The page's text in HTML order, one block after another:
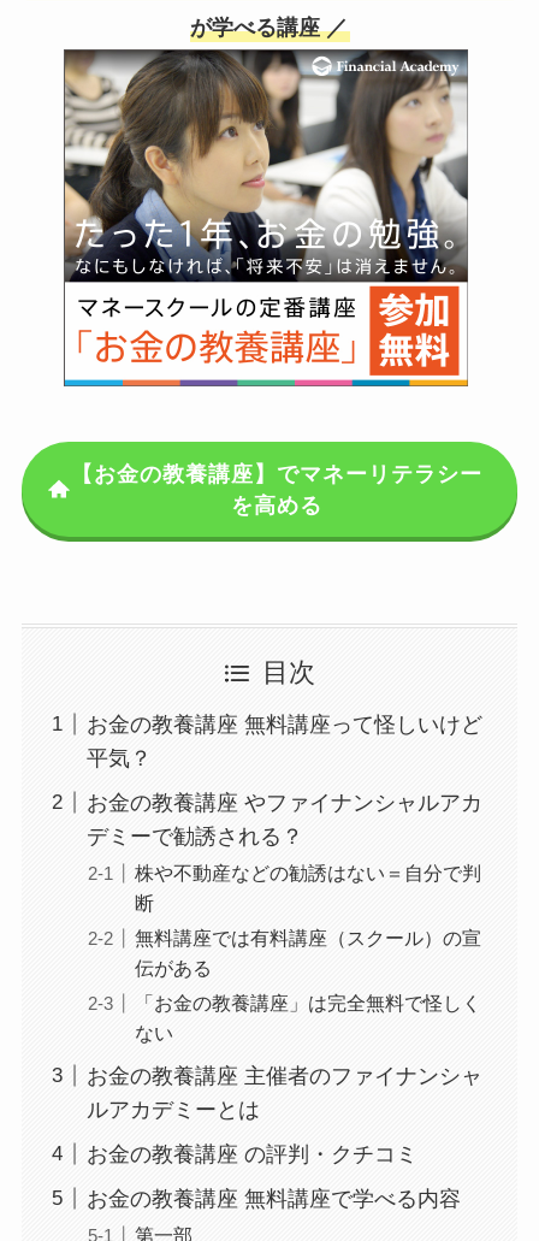
が学べる講座 ／
【お金の教養講座】でマネーリテラシー
を高める
目次
お金の教養講座 無料講座って怪しいけど
平気？
お金の教養講座 やファイナンシャルアカ
デミーで勧誘される？
株や不動産などの勧誘はない＝自分で判
断
無料講座では有料講座（スクール）の宣
伝がある
「お金の教養講座」は完全無料で怪しく
ない
お金の教養講座 主催者のファイナンシャ
ルアカデミーとは
お金の教養講座 の評判・クチコミ
お金の教養講座 無料講座で学べる内容
第一部